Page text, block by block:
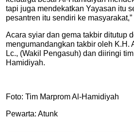
tapi juga mendekatkan Yayasan itu
pesantren itu sendiri ke
Acara syiar dan gema takbir ditutup
mengumandangkan takbir oleh K.H.
Lc., (Wakil Pengasuh) dan diiringi
Hamidiyah.
Foto: Tim Marprom Al-Hamidiyah
Pewarta: Atunk